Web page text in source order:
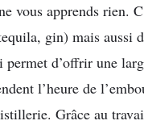
vous apprends rien.
gin) mais aussi
d’offrir une
l’heure de
Grâce au